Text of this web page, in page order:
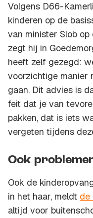
Volgens D66-
kinderen op de
van minister Slob
zegt hij in
heeft zelf gezegd:
voorzichtige manier
gaan. Dit advies is
feit dat je van
pakken, dat is iets
vergeten tijdens
Ook
Ook de
in het haar, meldt de
altijd voor